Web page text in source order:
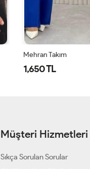
Özce Pantolonlu Takım
1,250 TL
Müşteri Hizmetleri
Sıkça Sorulan Sorular